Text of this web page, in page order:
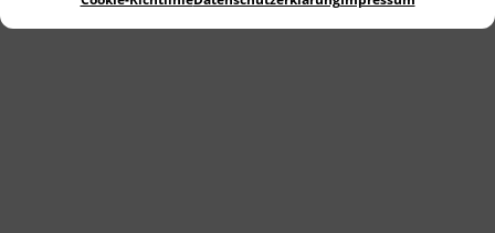
Landkreis Dachau.